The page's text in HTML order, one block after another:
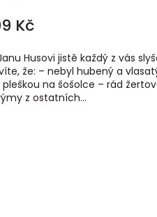
Kč
Husovi jistě každý z vás
že: – nebyl hubený a
pleškou na šošolce – rád
z ostatních...